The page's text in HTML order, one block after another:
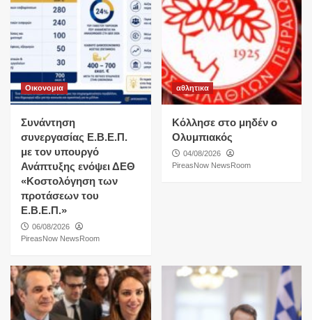
Οικονομια
Συνάντηση
συνεργασίας Ε.Β.Ε.Π.
με τον υπουργό
Ανάπτυξης ενόψει ΔΕΘ
«Κοστολόγηση των
προτάσεων του
Ε.Β.Ε.Π.»
06/08/2026
PireasNow NewsRoom
αθλητικα
Κόλλησε στο μηδέν ο
Ολυμπιακός
04/08/2026
PireasNow NewsRoom